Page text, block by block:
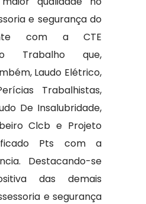
e segurança do
com a CTE
Trabalho que,
Laudo Elétrico,
Trabalhistas,
De Insalubridade,
Clcb e Projeto
Pts com a
Destacando-se
das demais
e segurança